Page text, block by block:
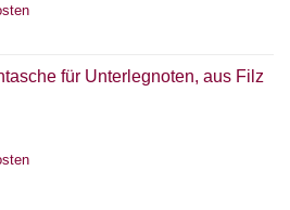
für Unterlegnoten, aus Filz